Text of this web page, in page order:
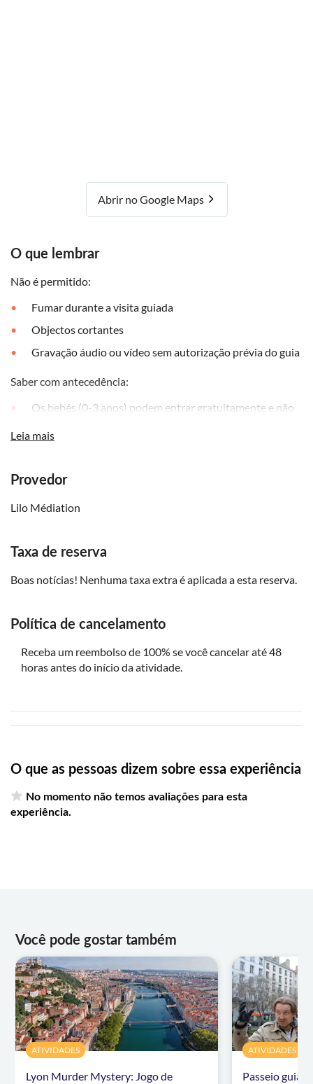
Abrir no Google Maps
O que lembrar
Não é permitido:
Fumar durante a visita guiada
Objectos cortantes
Gravação áudio ou vídeo sem autorização prévia do guia
Saber com antecedência:
Os bebés (0-3 anos) podem entrar gratuitamente e não
A visita é efectuada em caso de chuva, vento, neve ou
Sapatos confortáveis para caminhar, um boné em tempo
Água
Documentação para comprovar a compra de um bilhete
de nascimento para os bilhetes de criança, jovem, sénior,
Leia mais
Provedor
Lilo Médiation
Taxa de reserva
Boas notícias! Nenhuma taxa extra é aplicada a esta reserva.
Política de cancelamento
Receba um reembolso de 100% se você cancelar até 48
horas antes do início da atividade.
O que as pessoas dizem sobre essa experiência
No momento não temos avaliações para esta
experiência.
Você pode gostar também
ATIVIDADES
Lyon Murder Mystery: Jogo de
ATIVIDADES
Passeio